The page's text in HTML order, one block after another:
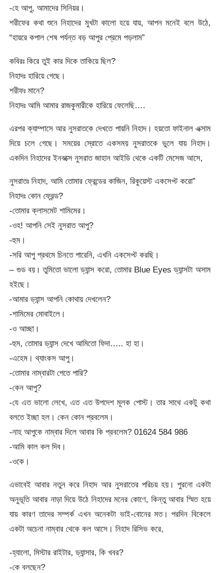
-হে আপু, আমাদের সিনিয়র।
শরীফের কথা শুনে নিহাদের মুখটা কালো হয়ে যায়, আপন মনেই বলে উঠে,
“হায়রে কপাল শেষ পর্যন্ত বড় আপুর প্রেমে পড়লাম”
কবিরঃ কিরে তুই কার দিকে তাকিয়ে ছিল?
নিহাদঃ হারিয়ে গেছে।
শরীফঃ মানে?
নিহাদঃ আমি আমার রাজকুমারীকে হারিয়ে ফেলেছি….
এরপর ক্যাম্পাসে আর নুসরাতকে দেখতে পায়নি নিহাদ। হয়তো ফাইনাল এক্সাম
দিয়ে চলে গেছে। সময়ের স্রোতে একসময় নুসরাতকে ভুলে যায় নিহাদ।
একদিন নিহাদের ইনবক্সে নুসরাত জাহান আইডি থেকে একটি মেসেজ আসে,
নুসরাতঃ নিহাদ, আমি তোমার ফ্রেন্ডের কাজিন, রিকুয়েস্ট একসেপ্ট করো”
নিহাদঃ কোন ফ্রেন্ড?
-তোমার ক্লাসমেট শামিমের।
-ওহ! আপনি সেই নুসরাত আপু?
-হুম।
-সরি আপু প্রথমে চিনতে পারেনি, এখনি একসেপ্ট করছি।
– গুড বয়। তুমিতো ভালো ড্যান্স করো, তোমার Blue Eyes ড্যান্সটা অসাম
হইছে।
-আমার ড্যান্স আপনি কোথায় দেখলেন?
-শামিমের মোবাইলে।
-ও আচ্ছা।
-হুম, তোমার ড্যান্স দেখে আমিতো ফিদা….. হা হা।
-এহেম। থ্যাংকস আপু।
-তোমার নাম্বারটা পেতে পারি?
-কেন আপু?
-যে এত ভালো লেখে, এত এত উপদেশ মূলক পোস্ট। তার সাথে একটু কথা
বলতে ইচ্ছা হল। কেন কোন প্রবলেম।
-নাহ আপুকে নাম্বার দিলে আবার কি প্রবলেম? 01624 584 986
-আমি কাল কল দিব।
-ওকে।
এভাবেই আবার নতুন করে নিহাদ আর নুসরাতের পরিচয় হয়। পুরনো একটা
অনুভূতি আবার নাড়া দিয়ে উঠে নিহাদের মনের কোণে, কিন্তু আবার স্মিত হয়ে
যায় কারণ তাদের সম্পর্ক এখন অনেকটা ভাই-বোনের মত। পরদিন বিকেলে
একটা অচেনা নাম্বার থেকে কল আসে। নিহাদ রিসিভ করে,
-হ্যালো, মিস্টার রাইটার, ড্যান্সার, কি খবর?
-কে বলছেন?